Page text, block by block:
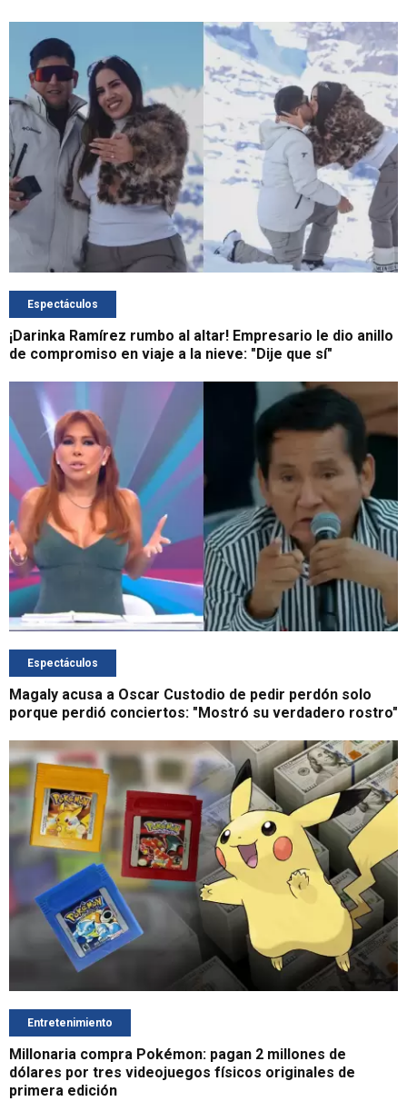
Espectáculos
¡Darinka Ramírez rumbo al altar! Empresario le dio anillo
de compromiso en viaje a la nieve: "Dije que sí"
Espectáculos
Magaly acusa a Oscar Custodio de pedir perdón solo
porque perdió conciertos: "Mostró su verdadero rostro"
Entretenimiento
Millonaria compra Pokémon: pagan 2 millones de
dólares por tres videojuegos físicos originales de
primera edición